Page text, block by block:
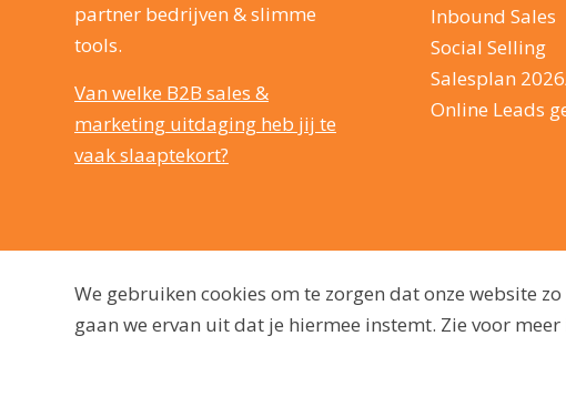
partner bedrijven & slimme
tools.
Van welke B2B sales &
marketing uitdaging heb jij te
vaak slaaptekort?
Inbound Sales
Social Selling
Salesplan
Online Leads
We gebruiken cookies om te zorgen dat onze website
gaan we ervan uit dat je hiermee instemt. Zie voor